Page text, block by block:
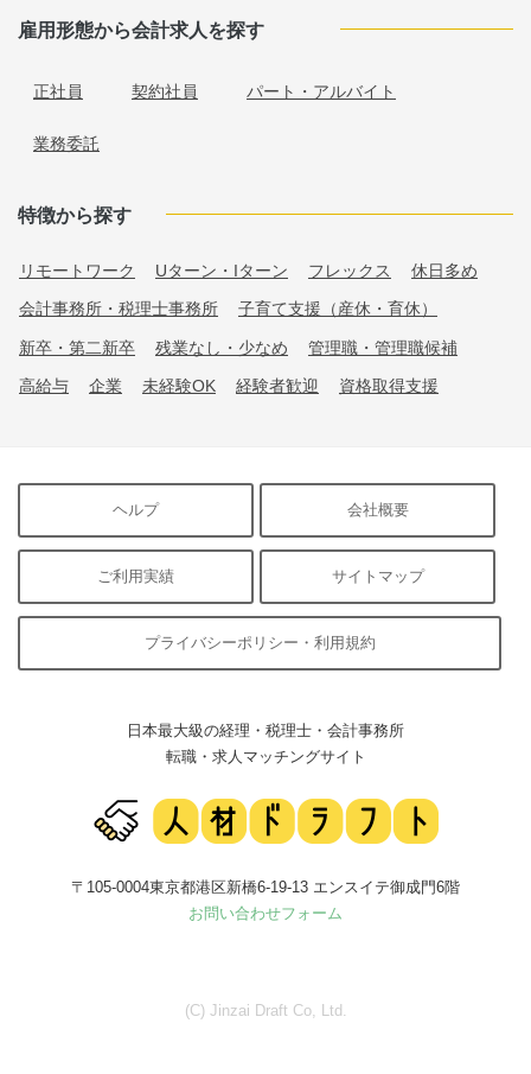
雇用形態から会計求人を探す
正社員 契約社員 パート・アルバイト
業務委託
特徴から探す
リモートワーク Uターン・Iターン フレックス 休日多め
会計事務所・税理士事務所 子育て支援（産休・育休）
新卒・第二新卒 残業なし・少なめ 管理職・管理職候補
高給与 企業 未経験OK 経験者歓迎 資格取得支援
ヘルプ 会社概要
ご利用実績 サイトマップ
プライバシーポリシー・利用規約
日本最大級の経理・税理士・会計事務所
転職・求人マッチングサイト
〒105-0004東京都港区新橋6-19-13 エンスイテ御成門6階
お問い合わせフォーム
(C) Jinzai Draft Co, Ltd.